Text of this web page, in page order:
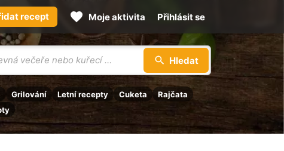
Hledat
Grilování Letní recepty Cuketa
Rajčata
recept Moje aktivita Přihlásit se